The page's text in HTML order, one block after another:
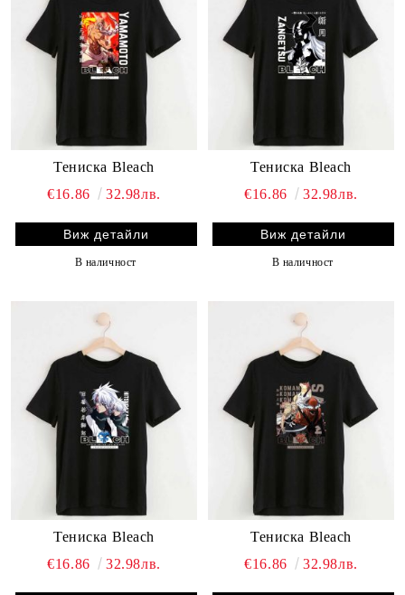
Тениска Bleach
€16.86
32.98лв.
Виж детайли
В наличност
Тениска Bleach
€16.86
32.98лв.
Виж детайли
В наличност
Тениска Bleach
€16.86
32.98лв.
Тениска Bleach
€16.86
32.98лв.